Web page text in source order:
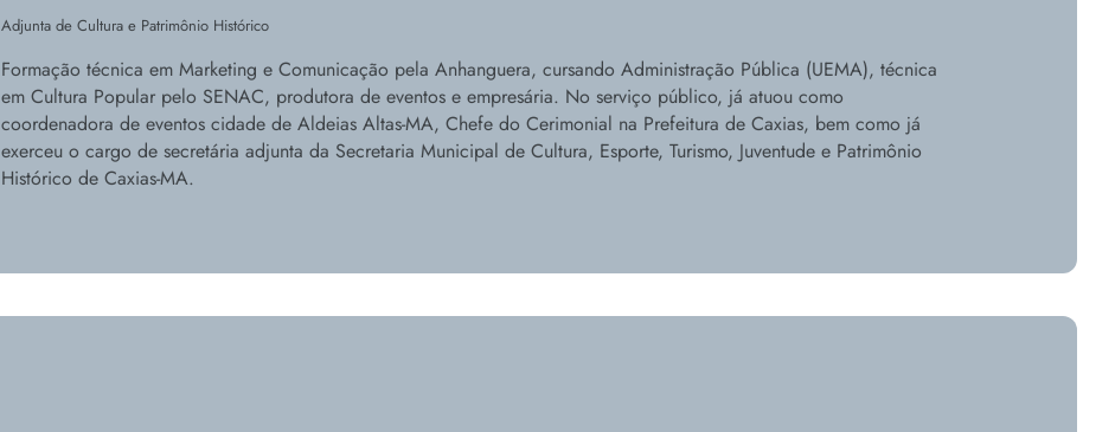
Adjunta de Cultura e Patrimônio Histórico
Formação técnica em Marketing e Comunicação pela Anhanguera, cursando Administração Pública (UEMA), técnica
em Cultura Popular pelo SENAC, produtora de eventos e empresária. No serviço público, já atuou como
coordenadora de eventos cidade de Aldeias Altas-MA, Chefe do Cerimonial na Prefeitura de Caxias, bem como já
exerceu o cargo de secretária adjunta da Secretaria Municipal de Cultura, Esporte, Turismo, Juventude e Patrimônio
Histórico de Caxias-MA.